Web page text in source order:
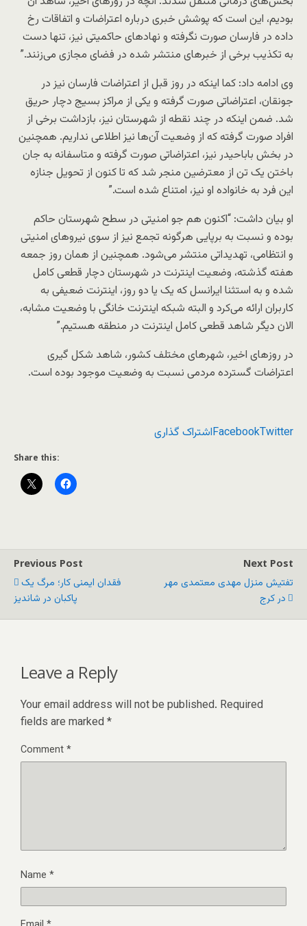
بودیم، این است که پوشش خبری درباره اعتراضات و اتفاقات رخ
داده در فارسان صورت نگرفته و نهادهای حاکمیتی نیز، تنها دست
به تکذیب برخی از خبرهای منتشر شده در فضای مجازی می‌زنند.”
وی ادامه داد: کما اینکه در روز قبل از اعتراضات فارسان نیز در
جونقان، اعتراضاتی صورت گرفته و یکی از مراکز بسیج دچار حریق
شد. ضمن اینکه در چند نقطه از شهرستان نیز، بازداشت برخی از
افراد صورت گرفته که از وضعیت آن‌ها نیز اطلاعی نداریم. همچنین
در بخش باباحیدر نیز، اعتراضاتی صورت گرفته و متاسفانه به جان
باختن یک تن از معترضین منجر شد که تا کنون از تحویل جنازه
این فرد به خانواده او نیز، امتناع شده است.”
او بیان داشت: “اکنون هم جو امنیتی در سطح شهرستان حاکم
بوده و نسبت به برپایی هرگونه تجمع نیز از سوی نیروهای امنیتی
و انتظامی، تهدیداتی منتشر می‌شود. همچنین از همان روز جمعه
هفته گذشته، وضعیت اینترنت در شهرستان دچار قطعی کامل
شده و به استثنا ایرانسل که یک یا دو روز، اینترنت ضعیفی به
کاربران ارائه می‌کرد و البته شبکه اینترنت خانگی با وضعیت مشابه،
الان دیگر شاهد قطعی کامل اینترنت در منطقه هستیم.”
در روزهای اخیر، شهرهای مختلف کشور، شاهد شکل گیری
اعتراضات گسترده مردمی نسبت به وضعیت موجود بوده است.
FacebookTwitter اشتراک گذاری
Share this:
Previous Post
فقدان ایمنی کار؛ مرگ یک
پاکبان در شاندیز
Next Post
تفتیش منزل مهدی معتمدی مهر
در کرج
Leave a Reply
Your email address will not be published. Required
fields are marked *
Comment*
Name *